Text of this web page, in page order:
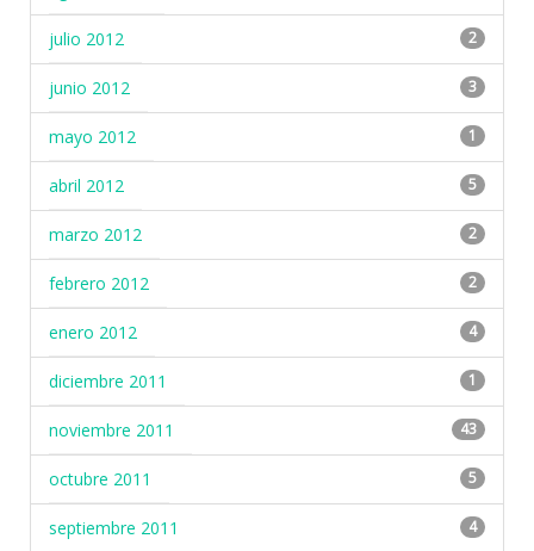
julio 2012 2
junio 2012 3
mayo 2012 1
abril 2012 5
marzo 2012 2
febrero 2012 2
enero 2012 4
diciembre 2011 1
noviembre 2011 43
octubre 2011 5
septiembre 2011 4